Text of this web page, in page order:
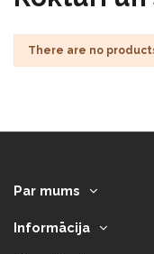
There are no
Par mums
Informācija